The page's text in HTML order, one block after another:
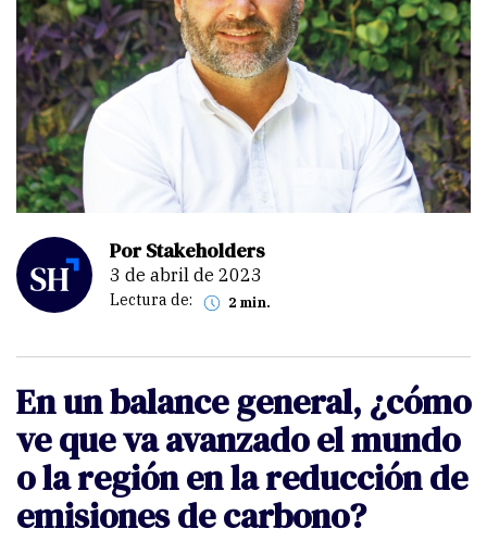
Por Stakeholders
3 de abril de 2023
Lectura de: 2 min.
En un balance general, ¿cómo
ve que va avanzado el mundo
o la región en la reducción de
emisiones de carbono?